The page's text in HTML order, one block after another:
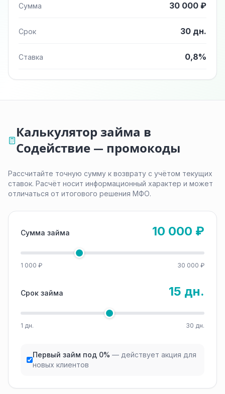
Сумма 30 000 ₽
Срок 30 дн.
Ставка 0,8%
Калькулятор займа в
Содействие — промокоды
Рассчитайте точную сумму к возврату с учётом текущих
ставок. Расчёт носит информационный характер и может
отличаться от итогового решения МФО.
Сумма займа 10 000 ₽
1 000 ₽ 30 000 ₽
Срок займа 15 дн.
1 дн. 30 дн.
Первый займ под 0% — действует акция для
новых клиентов